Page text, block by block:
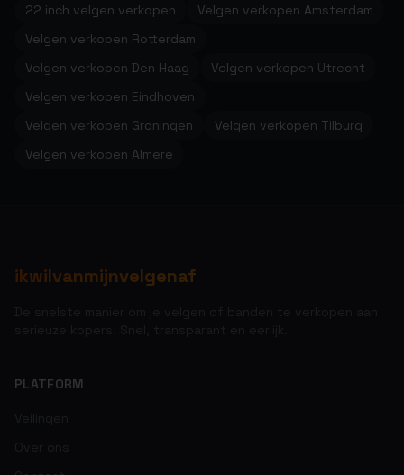
22 inch velgen verkopen
Velgen verkopen Amsterdam
Velgen verkopen Rotterdam
Velgen verkopen Den Haag
Velgen verkopen Utrecht
Velgen verkopen Eindhoven
Velgen verkopen Groningen
Velgen verkopen Tilburg
Velgen verkopen Almere
ikwilvanmijnvelgenaf
PLATFORM